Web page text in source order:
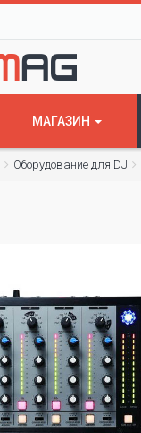
МАГАЗИН
Оборудование для DJ